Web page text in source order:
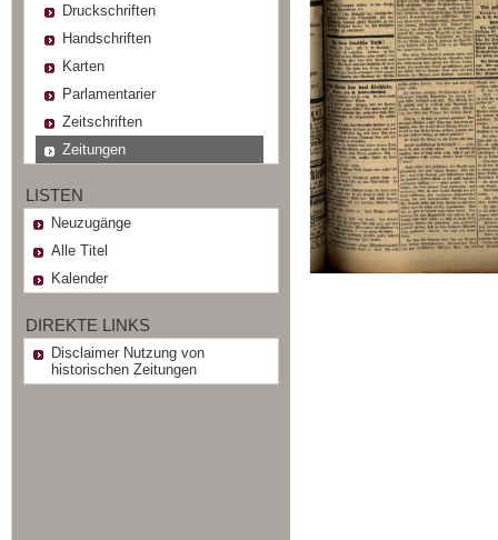
Druckschriften
Handschriften
Karten
Parlamentarier
Zeitschriften
Zeitungen
LISTEN
Neuzugänge
Alle Titel
Kalender
DIREKTE LINKS
Disclaimer Nutzung von
historischen Zeitungen